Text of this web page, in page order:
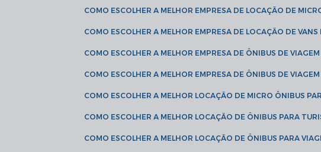
COMO ESCOLHER A MELHOR EMPRESA DE LOCAÇÃO DE
COMO ESCOLHER A MELHOR EMPRESA DE LOCAÇÃO DE
COMO ESCOLHER A MELHOR EMPRESA DE ÔNIBUS DE
COMO ESCOLHER A MELHOR EMPRESA DE ÔNIBUS DE
COMO ESCOLHER A MELHOR LOCAÇÃO DE MICRO ÔNIBUS
COMO ESCOLHER A MELHOR LOCAÇÃO DE ÔNIBUS PARA
COMO ESCOLHER A MELHOR LOCAÇÃO DE ÔNIBUS PARA